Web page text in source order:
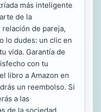
más inteligente
de la
de pareja,
lo dudes: un clic en
vida. Garantía de
con tu
libro a Amazon en
un reembolso. Si
a las